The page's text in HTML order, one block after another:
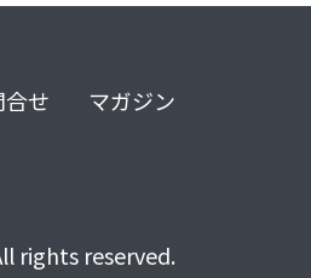
せ マガジン
rights reserved.